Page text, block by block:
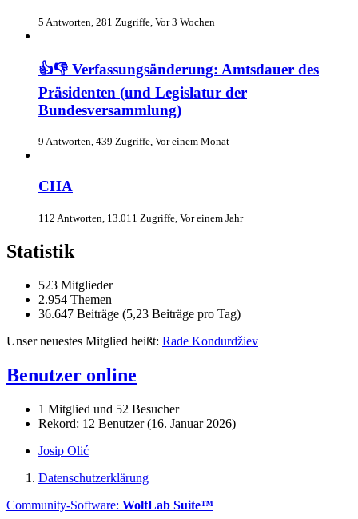
5 Antworten, 281 Zugriffe, Vor 3 Wochen
👍👎 Verfassungsänderung: Amtsdauer des
Präsidenten (und Legislatur der
Bundesversammlung)
9 Antworten, 439 Zugriffe, Vor einem Monat
СНА
112 Antworten, 13.011 Zugriffe, Vor einem Jahr
Statistik
523 Mitglieder
2.954 Themen
36.647 Beiträge (5,23 Beiträge pro Tag)
Unser neuestes Mitglied heißt: Rade Kondurdžiev
Benutzer online
1 Mitglied und 52 Besucher
Rekord: 12 Benutzer (16. Januar 2026)
Josip Olić
Datenschutzerklärung
Community-Software: WoltLab Suite™